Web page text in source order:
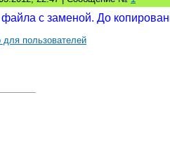
с заменой. До
для пользователей